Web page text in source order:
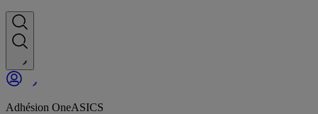
Adhésion OneASICS